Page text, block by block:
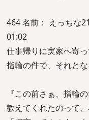
464 名前： えっちな
01:02
仕事帰りに実家へ寄っ
指輪の件で、それと
『この前さぁ、指輪
教えてくれたのって